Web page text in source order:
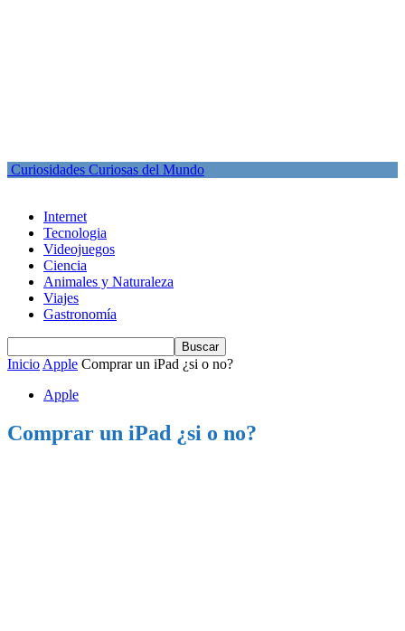
Curiosidades Curiosas del Mundo
Internet
Tecnologia
Videojuegos
Ciencia
Animales y Naturaleza
Viajes
Gastronomía
Inicio Apple Comprar un iPad ¿si o no?
Apple
Comprar un iPad ¿si o no?